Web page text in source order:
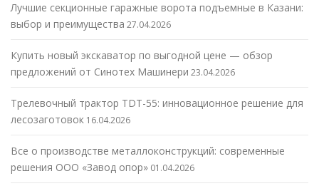
Лучшие секционные гаражные ворота подъемные в Казани:
выбор и преимущества 27.04.2026
Купить новый экскаватор по выгодной цене — обзор
предложений от Синотех Машинери 23.04.2026
Трелевочный трактор TDT-55: инновационное решение для
лесозаготовок 16.04.2026
Все о производстве металлоконструкций: современные
решения ООО «Завод опор» 01.04.2026